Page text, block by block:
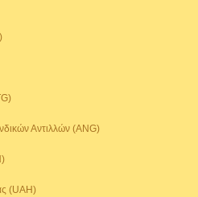
Αντιλλών (ANG)
(UAH)